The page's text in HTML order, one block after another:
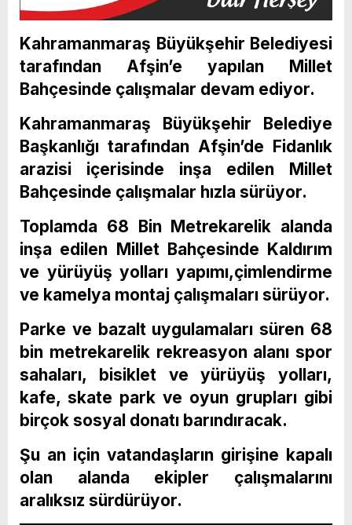
Kahramanmaraş Büyükşehir Belediyesi
tarafından Afşin’e yapılan Millet
Bahçesinde çalışmalar devam ediyor.
Kahramanmaraş Büyükşehir Belediye
Başkanlığı tarafından Afşin’de Fidanlık
arazisi içerisinde inşa edilen Millet
Bahçesinde çalışmalar hızla sürüyor.
Toplamda 68 Bin Metrekarelik alanda
inşa edilen Millet Bahçesinde Kaldırım
ve yürüyüş yolları yapımı,çimlendirme
ve kamelya montaj çalışmaları sürüyor.
Parke ve bazalt uygulamaları süren 68
bin metrekarelik rekreasyon alanı spor
sahaları, bisiklet ve yürüyüş yolları,
kafe, skate park ve oyun grupları gibi
birçok sosyal donatı barındıracak.
Şu an için vatandaşların girişine kapalı
olan alanda ekipler çalışmalarını
aralıksız sürdürüyor.